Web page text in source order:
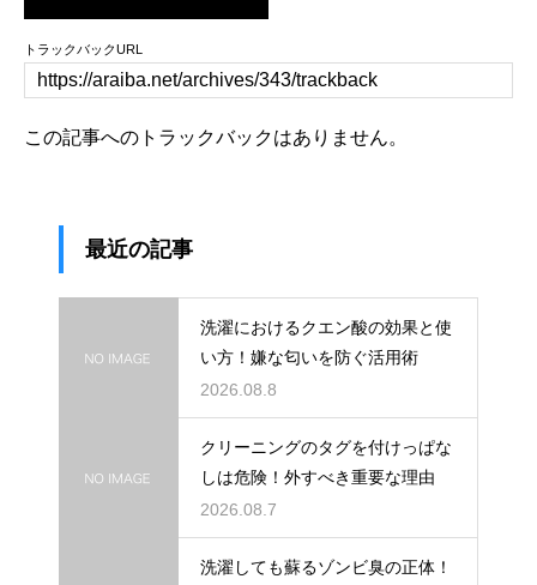
トラックバックURL
この記事へのトラックバックはありません。
最近の記事
洗濯におけるクエン酸の効果と使
い方！嫌な匂いを防ぐ活用術
2026.08.8
クリーニングのタグを付けっぱな
しは危険！外すべき重要な理由
2026.08.7
洗濯しても蘇るゾンビ臭の正体！